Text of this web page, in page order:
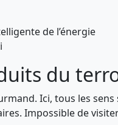
de l’énergie
du
Ici, tous les
Impossible de